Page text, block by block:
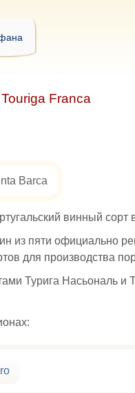
Touriga Franca
Barca
винный сорт
из пяти официально
для производства
Турига Насьональ и